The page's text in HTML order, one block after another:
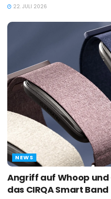
22. JULI 2026
NEWS
Angriff auf Whoop
das CIRQA Smart Band